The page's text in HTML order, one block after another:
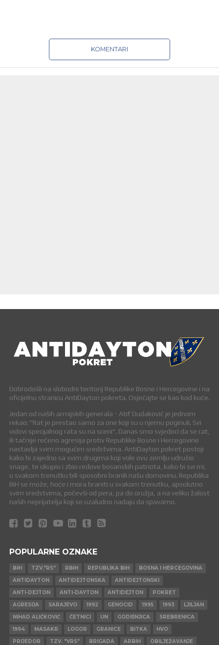
KOMENTARI
Dobrodošli na slobodni teritorij Republike Bosne i Hercegovine i na
oficijelnu stranicu AntiDayton pokreta. Osjećajte se kao kod kuće.
Jedan od naših armijskih generala - Atif Dudaković je jednom
rekao: "Rat je prestao samo za one koji su u njemu poginuli. Svi
vidovi specijalnog rata su na sceni". Danas smo svjedoci da se rat,
ili tačnije rečeno agresija protiv Republike Bosne i Hercegovine
nastavlja svim mogućim sredstvima. AntiDayton pokret postoji
kako bi zajedno sa svim drugima koji vole ovu zemlju udružio
snage, te okupio i zbio redove bosanskih patriota, kako bi svi mi,
u svakom trenutku bili sposobni branili našu domovinu. Republika
BiH se može, hoće i mora braniti u svakom trenutku, apsolutno
svim sredstvima, počevši od pera, pa do oružja, a na veliku žalost
naših neprijatelja koji se uzaludno nadaju da spavamo.
POPULARNE OZNAKE
BIH TZV."RS" RBIH REPUBLIKA BIH
BOSNA I HERCEGOVINA
ANTIDAYTON
ANTIDEJTONSKA
ANTIDEJTONSKI
ANTI-DEJTON
ANTI-DAYTON ANTIDEJTON
POKRET
AGRESIJA
SARAJEVO 1992 GENOCID 1995 1993
LJILJAN
NIHAD ALIČKOVIĆ
ČETNICI UN GODIŠNJICA
SREBRENICA
1994
MASAKR LOGOR GRANICE BITKA
HVO
PRIJEDOR
TZV. "VRS" BRIGADA ARBIH
OBILJEŽAVANJE